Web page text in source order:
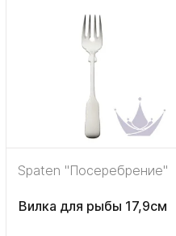
Spaten "Посеребрение"
Вилка для рыбы 17,9см